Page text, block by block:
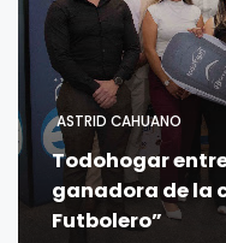
ASTRID CAHUANO
Todohogar
ganadora de la
Futbolero”